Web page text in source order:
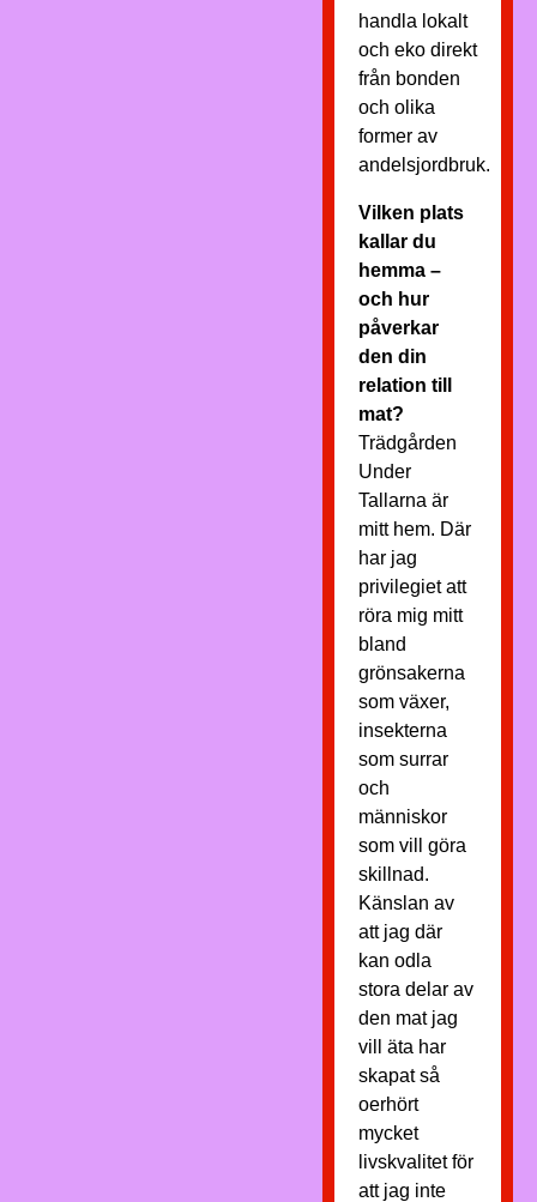
handla lokalt
och eko direkt
från bonden
och olika
former av
andelsjordbruk.
Vilken plats
kallar du
hemma –
och hur
påverkar
den din
relation till
mat?
Trädgården
Under
Tallarna är
mitt hem. Där
har jag
privilegiet att
röra mig mitt
bland
grönsakerna
som växer,
insekterna
som surrar
och
människor
som vill göra
skillnad.
Känslan av
att jag där
kan odla
stora delar av
den mat jag
vill äta har
skapat så
oerhört
mycket
livskvalitet för
att jag inte